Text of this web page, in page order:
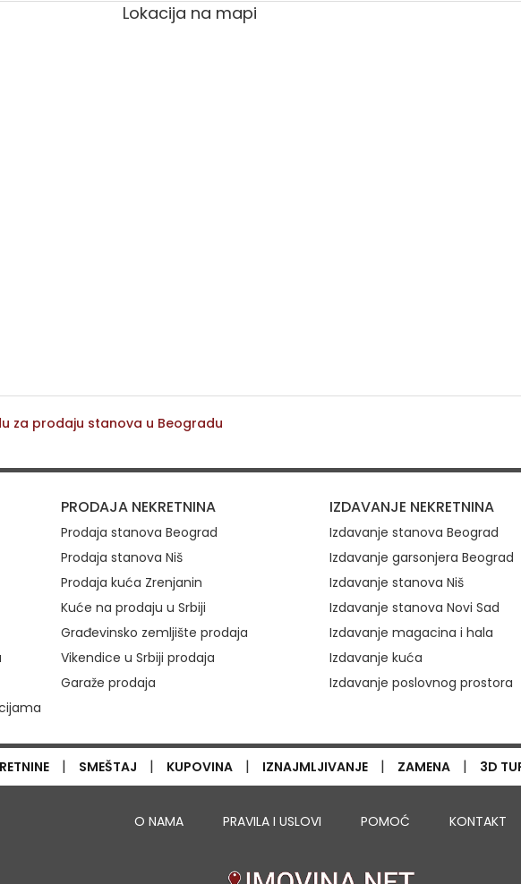
Lokacija na mapi
za prodaju stanova u Beogradu
PRODAJA NEKRETNINA
Prodaja stanova Beograd
Prodaja stanova Niš
Prodaja kuća Zrenjanin
Kuće na prodaju u Srbiji
Građevinsko zemljište prodaja
Vikendice u Srbiji prodaja
Garaže prodaja
IZDAVANJE NEKRETNINA
Izdavanje stanova Beograd
Izdavanje garsonjera Beograd
Izdavanje stanova Niš
Izdavanje stanova Novi Sad
Izdavanje magacina i hala
Izdavanje kuća
Izdavanje poslovnog prostora
| SMEŠTAJ | KUPOVINA | IZNAJMLJIVANJE | ZAMENA | 3D
O NAMA PRAVILA I USLOVI POMOĆ KONTAKT